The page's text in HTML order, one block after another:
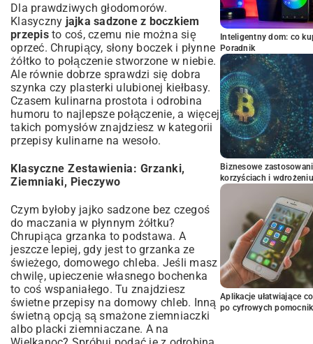
Dla prawdziwych głodomorów.
Klasyczny jajka sadzone z boczkiem
przepisto coś, czemu nie można się
oprzeć. Chrupiący, słony boczek i płynne
żółtko to połączenie stworzone w niebie.
Ale równie dobrze sprawdzi się dobra
szynka czy plasterki ulubionej kiełbasy.
Czasem kulinarna prostota i odrobina
humoru to najlepsze połączenie, a więcej
takich pomysłów znajdziesz w kategorii
przepisy kulinarne na wesoło.
Klasyczne Zestawienia: Grzanki,
Ziemniaki, Pieczywo
Czym byłoby jajko sadzone bez czegoś
do maczania w płynnym żółtku?
Chrupiąca grzanka to podstawa. A
jeszcze lepiej, gdy jest to grzanka ze
świeżego, domowego chleba. Jeśli masz
chwilę, upieczenie własnego bochenka
to coś wspaniałego. Tu znajdziesz
świetne przepisy na domowy chleb. Inną
świetną opcją są smażone ziemniaczki
albo placki ziemniaczane. A na
Inteligentny dom: co
Poradnik
Biznesowe
korzyściach i wdrożeniu
Aplikacje ułatwiające
po cyfrowych